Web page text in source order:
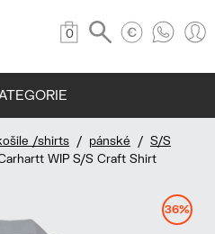
0
/shirts / pánské / S/S
WIP S/S Craft Shirt
36%